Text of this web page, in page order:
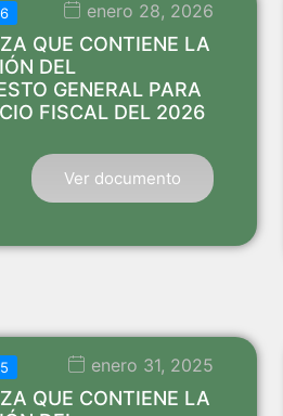
enero 28, 2026
QUE CONTIENE LA
DEL
GENERAL PARA
FISCAL DEL 2026
Ver documento
enero 31, 2025
QUE CONTIENE LA